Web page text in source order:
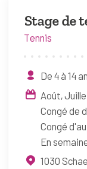
Stage de
Tennis
De 4 à 14
Août
Congé de
Congé
En
1030